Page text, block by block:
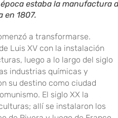
estaba la manufactura
en 1807.
a transformarse.
Luis XV con la instalación
luego a lo largo del siglo
industrias químicas y
su destino como ciudad
El siglo XX la
allí se instalaron los